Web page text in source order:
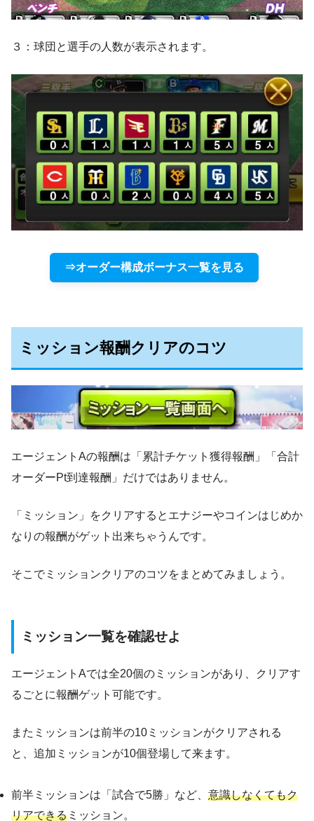
３：球団と選手の人数が表示されます。
⇒オーダー構成ボーナス一覧を見る
ミッション報酬クリアのコツ
エージェントAの報酬は「累計チケット獲得報酬」「合計
オーダーPt到達報酬」だけではありません。
「ミッション」をクリアするとエナジーやコインはじめか
なりの報酬がゲット出来ちゃうんです。
そこでミッションクリアのコツをまとめてみましょう。
ミッション一覧を確認せよ
エージェントAでは全20個のミッションがあり、クリアす
るごとに報酬ゲット可能です。
またミッションは前半の10ミッションがクリアされる
と、追加ミッションが10個登場して来ます。
前半ミッションは「試合で5勝」など、 意識しなくてもク
リアできる ミッション。